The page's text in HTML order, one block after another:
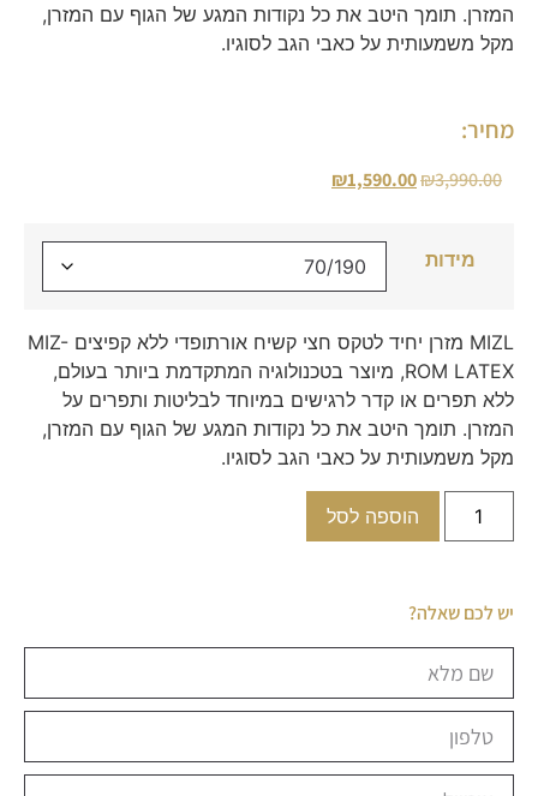
המזרן. תומך היטב את כל נקודות המגע של הגוף עם המזרן,
מקל משמעותית על כאבי הגב לסוגיו.
מחיר:
₪3,990.00
₪1,590.00
מידות
MIZL מזרן יחיד לטקס חצי קשיח אורתופדי ללא קפיצים MIZ-
ROM LATEX, מיוצר בטכנולוגיה המתקדמת ביותר בעולם,
ללא תפרים או קדר לרגישים במיוחד לבליטות ותפרים על
המזרן. תומך היטב את כל נקודות המגע של הגוף עם המזרן,
מקל משמעותית על כאבי הגב לסוגיו.
הוספה לסל
יש לכם שאלה?